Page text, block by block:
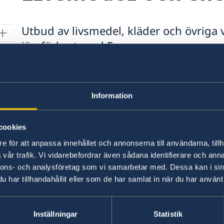
Information
för att anpassa innehållet och annonserna till användarna,
trafik. Vi vidarebefordrar även sådana identifierare och
och analysföretag som vi samarbetar med. Dessa kan i
har tillhandahållit eller som de har samlat in när du har
Inställningar Statistik
Utbud av livsmedel, kläder och övriga
jämförbart med Europa.
Utbudet av färsk frukt, grönsaker samt kött,
stort och av bra kvalitet. Priserna är om man
undantag är importerad fisk, exempelvis lax.
i större städer har även ett visst utbud av
Gällande barnmat är det värt att notera att
barnmat är tillgänglig men mycket mindre
Kläder och elektronik finns generellt ett stort